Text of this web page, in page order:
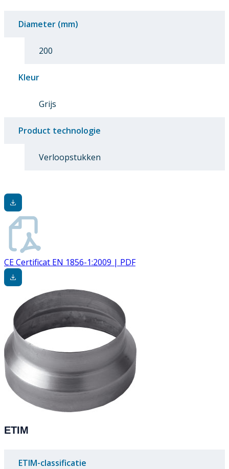
Diameter (mm)
200
Kleur
Grijs
Product technologie
Verloopstukken
CE Certificat EN 1856-1:2009 | PDF
ETIM
ETIM-classificatie